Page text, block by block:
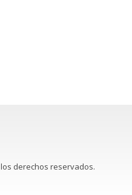
derechos reservados.